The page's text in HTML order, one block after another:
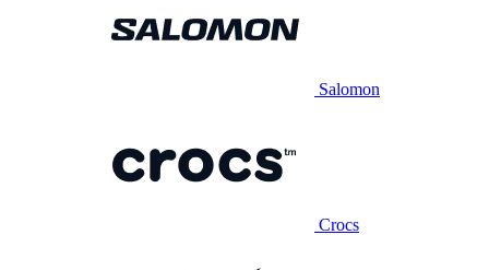
Salomon
Crocs